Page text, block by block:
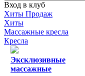
Вход в клуб
Хиты Продаж
Хиты
Массажные кресла
Кресла
Эксклюзивные
массажные